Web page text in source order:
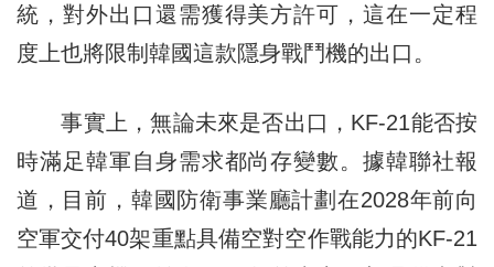
統，對外出口還需獲得美方許可，這在一定程
度上也將限制韓國這款隱身戰鬥機的出口。
事實上，無論未來是否出口，KF-21能否按
時滿足韓軍自身需求都尚存變數。據韓聯社報
道，目前，韓國防衛事業廳計劃在2028年前向
空軍交付40架重點具備空對空作戰能力的KF-21